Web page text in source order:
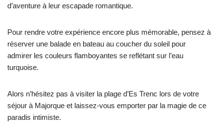
d’aventure à leur escapade romantique.
Pour rendre votre expérience encore plus mémorable, pensez à
réserver une balade en bateau au coucher du soleil pour
admirer les couleurs flamboyantes se reflétant sur l’eau
turquoise.
Alors n’hésitez pas à visiter la plage d’Es Trenc lors de votre
séjour à Majorque et laissez-vous emporter par la magie de ce
paradis intimiste.